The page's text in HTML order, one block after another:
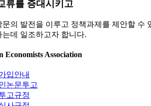
류를 증대시키고
의 발전을 이루고 정책과제를 제안할 수
데 일조하고자 합니다.
Economists Association
입안내
논문투고
고규정